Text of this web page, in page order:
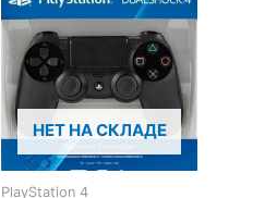
НЕТ НА СКЛАДЕ
PlayStation 4